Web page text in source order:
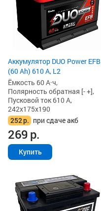
Аккумулятор DUO Power EFB
(60 Ah) 610 А, L2
Ёмкость 60 А·ч,
Полярность обратная [- +],
Пусковой ток 610 А,
242x175x190
252р. при сдаче акб
269р.
Купить